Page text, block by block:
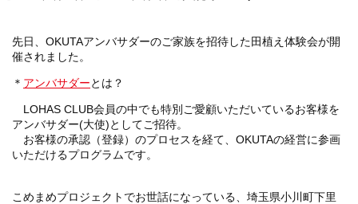
先日、OKUTAアンバサダーのご家族を招待した田植え体験会が開
催されました。
＊ アンバサダーとは？
LOHAS CLUB会員の中でも特別ご愛顧いただいているお客様を
アンバサダー(大使)としてご招待。
お客様の承認（登録）のプロセスを経て、OKUTAの経営に参画
いただけるプログラムです。
こめまめプロジェクトでお世話になっている、埼玉県小川町下里